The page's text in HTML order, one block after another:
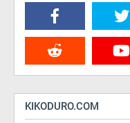
KIKODURO.COM